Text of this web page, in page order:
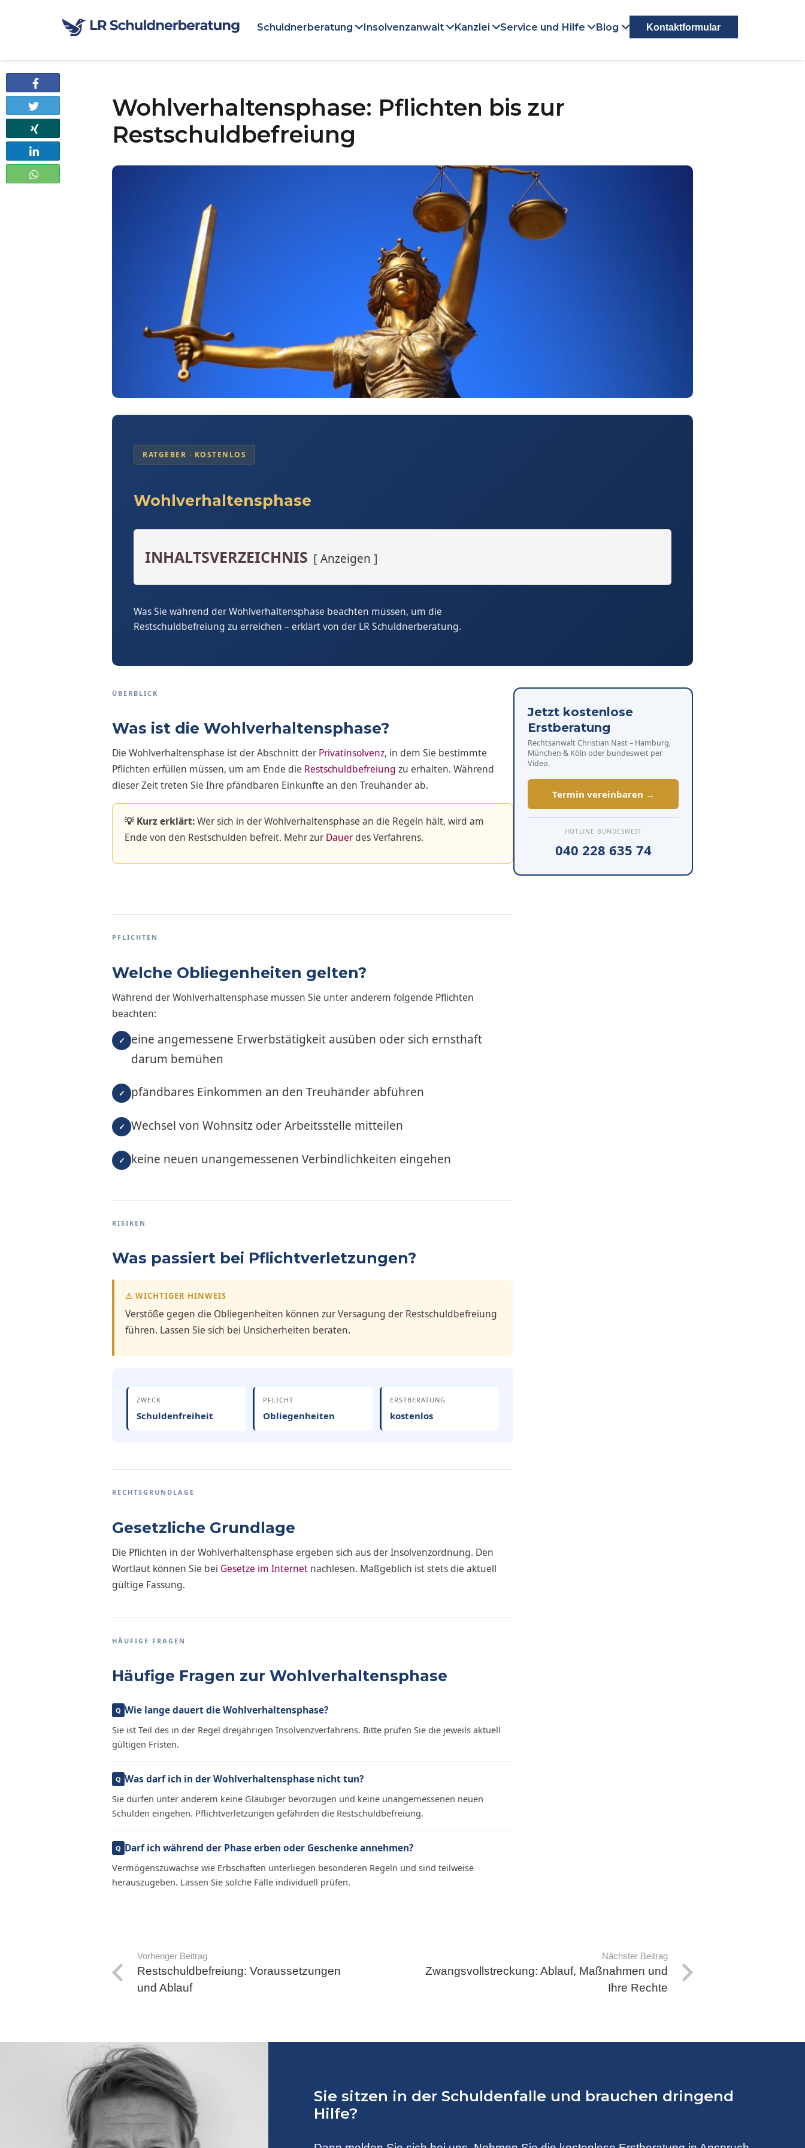
Schuldnerberatung Insolvenzanwalt Kanzlei Service und Hilfe Blog Kontaktformular
Wohlverhaltensphase: Pflichten bis zur
Restschuldbefreiung
RATGEBER · KOSTENLOS
Wohlverhaltensphase
INHALTSVERZEICHNIS Anzeigen
Was Sie während der Wohlverhaltensphase beachten müssen, um die
Restschuldbefreiung zu erreichen – erklärt von der LR Schuldnerberatung.
ÜBERBLICK
Was ist die Wohlverhaltensphase?
Die Wohlverhaltensphase ist der Abschnitt der Privatinsolvenz, in dem Sie bestimmte
Pflichten erfüllen müssen, um am Ende die Restschuldbefreiung zu erhalten. Während
dieser Zeit treten Sie Ihre pfändbaren Einkünfte an den Treuhänder ab.
💡 Kurz erklärt:Wer sich in der Wohlverhaltensphase an die Regeln hält, wird am
Ende von den Restschulden befreit. Mehr zur Dauerdes Verfahrens.
PFLICHTEN
Welche Obliegenheiten gelten?
Während der Wohlverhaltensphase müssen Sie unter anderem folgende Pflichten
beachten:
✓
eine angemessene Erwerbstätigkeit ausüben oder sich ernsthaft
darum bemühen
✓ pfändbares Einkommen an den Treuhänder abführen
✓ Wechsel von Wohnsitz oder Arbeitsstelle mitteilen
✓ keine neuen unangemessenen Verbindlichkeiten eingehen
RISIKEN
Was passiert bei Pflichtverletzungen?
⚠ WICHTIGER HINWEIS
Verstöße gegen die Obliegenheiten können zur Versagung der Restschuldbefreiung
führen. Lassen Sie sich bei Unsicherheiten beraten.
ZWECK
Schuldenfreiheit
PFLICHT
Obliegenheiten
ERSTBERATUNG
kostenlos
RECHTSGRUNDLAGE
Gesetzliche Grundlage
Die Pflichten in der Wohlverhaltensphase ergeben sich aus der Insolvenzordnung. Den
Wortlaut können Sie bei Gesetze im Internet nachlesen. Maßgeblich ist stets die aktuell
gültige Fassung.
HÄUFIGE FRAGEN
Häufige Fragen zur Wohlverhaltensphase
Wie lange dauert die Wohlverhaltensphase?
Sie ist Teil des in der Regel dreijährigen Insolvenzverfahrens. Bitte prüfen Sie die jeweils aktuell
gültigen Fristen.
Was darf ich in der Wohlverhaltensphase nicht tun?
Sie dürfen unter anderem keine Gläubiger bevorzugen und keine unangemessenen neuen
Schulden eingehen. Pflichtverletzungen gefährden die Restschuldbefreiung.
Darf ich während der Phase erben oder Geschenke annehmen?
Vermögenszuwächse wie Erbschaften unterliegen besonderen Regeln und sind teilweise
herauszugeben. Lassen Sie solche Fälle individuell prüfen.
Jetzt kostenlose
Erstberatung
Rechtsanwalt Christian Nast – Hamburg,
München & Köln oder bundesweit per
Video.
Termin vereinbaren →
HOTLINE BUNDESWEIT
040 228 635 74
Vorheriger Beitrag
Restschuldbefreiung: Voraussetzungen
und Ablauf
Nächster Beitrag
Zwangsvollstreckung: Ablauf, Maßnahmen und
Ihre Rechte
Sie sitzen in der Schuldenfalle und brauchen dringend
Hilfe?